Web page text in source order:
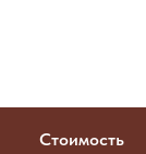
Стоимость